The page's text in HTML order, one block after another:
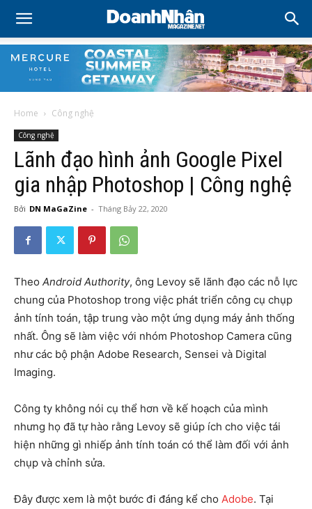
Home Công nghệ
Công nghệ
Lãnh đạo hình ảnh Google Pixel
gia nhập Photoshop | Công nghệ
Bởi DN MaGaZine - Tháng Bảy 22, 2020
Theo Android Authority, ông Levoy sẽ lãnh đạo các nỗ lực
chung của Photoshop trong việc phát triển công cụ chụp
ảnh tính toán, tập trung vào một ứng dụng máy ảnh thống
nhất. Ông sẽ làm việc với nhóm Photoshop Camera cũng
như các bộ phận Adobe Research, Sensei và Digital
Imaging.
Công ty không nói cụ thể hơn về kế hoạch của mình
nhưng họ đã tự hào rằng Levoy sẽ giúp ích cho việc tái
hiện những gì nhiếp ảnh tính toán có thể làm đối với ảnh
chụp và chỉnh sửa.
Đây được xem là một bước đi đáng kể cho Adobe. Tại